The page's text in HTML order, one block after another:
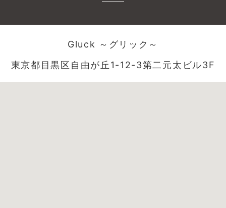
Gluck ～グリック～
東京都目黒区自由が丘1-12-3第二元太ビル3F